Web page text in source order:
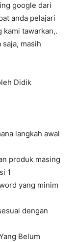
google dari
anda pelajari
kami tawarkan,.
saja, masih
Didik
langkah awal
produk masing
1
yang minim
dengan
Belum